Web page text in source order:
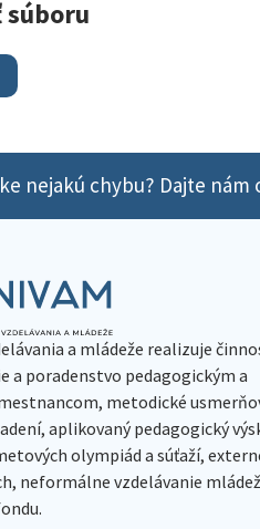
súboru
nejakú chybu? Dajte nám
a mládeže realizuje
a poradenstvo pedagogickým a
metodické
aplikovaný pedagogický
olympiád a súťaží,
neformálne vzdelávanie